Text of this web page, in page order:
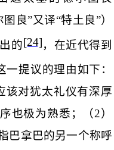
良”又译“特土良”）
的[24]，在近代得到
一提议的理由如下：
该对犹太礼仪有深厚
也极为熟悉；（2）
巴拿巴的另一个称呼